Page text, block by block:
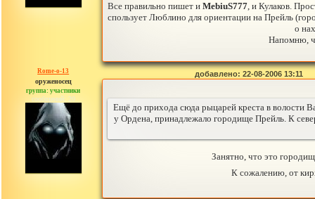
Все правильно пишет и MebiuS777, и Кулаков.
спользует Люблино для ориентации на Прейль
о
Напомню,
Rome-o-13
оруженосец
группа: участники
сообщений: 20
добавлено: 22-08-2006 13:11
Ещё до прихода сюда рыцарей креста в волости
у Ордена, принадлежало городище Прейль. К
Занятно, что это
К сожалению, от